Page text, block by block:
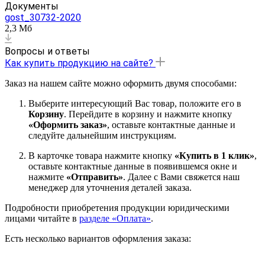
Документы
gost_30732-2020
2,3 Мб
Вопросы и ответы
Как купить продукцию на сайте?
Заказ на нашем сайте можно оформить двумя способами:
Выберите интересующий Вас товар, положите его в
Корзину. Перейдите в корзину и нажмите кнопку
«Оформить заказ», оставьте контактные данные и
следуйте дальнейшим инструкциям.
В карточке товара нажмите кнопку «Купить в 1 клик»,
оставьте контактные данные в появившемся окне и
нажмите «Отправить». Далее с Вами свяжется наш
менеджер для уточнения деталей заказа.
Подробности приобретения продукции юридическими
лицами читайте в разделе «Оплата».
Есть несколько вариантов оформления заказа: